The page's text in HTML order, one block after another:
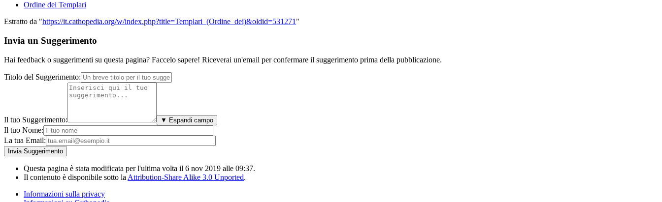
Ordine dei Templari
Estratto da "https://it.cathopedia.org/w/index.php?title=Templari_(Ordine_dei)&oldid=531271"
Invia un Suggerimento
Hai feedback o suggerimenti su questa pagina? Faccelo sapere! Riceverai un'email per confermare il suggerimento prima della pubblicazione.
Titolo del Suggerimento:
Il tuo Suggerimento: ▼ Espandi campo
Il tuo Nome:
La tua Email:
Questa pagina è stata modificata per l'ultima volta il 6 nov 2019 alle 09:37.
Il contenuto è disponibile sotto la Attribution-Share Alike 3.0 Unported.
Informazioni sulla privacy